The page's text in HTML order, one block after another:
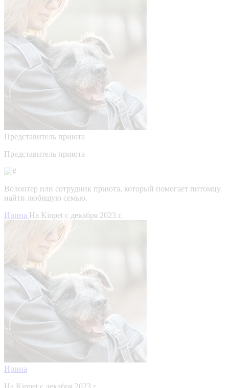
Представитель приюта
Представитель приюта
Волонтер или сотрудник приюта, который помогает питомцу
найти любящую семью.
Ирина На Kinpet c декабря 2023 г.
Ирина
На Kinpet c декабря 2023 г.